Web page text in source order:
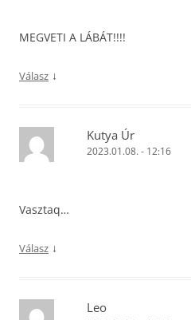
MEGVETI A LÁBÁT!!!!
Válasz ↓
Kutya Úr
2023.01.08. - 12:16
Vasztaq…
Válasz ↓
Leo